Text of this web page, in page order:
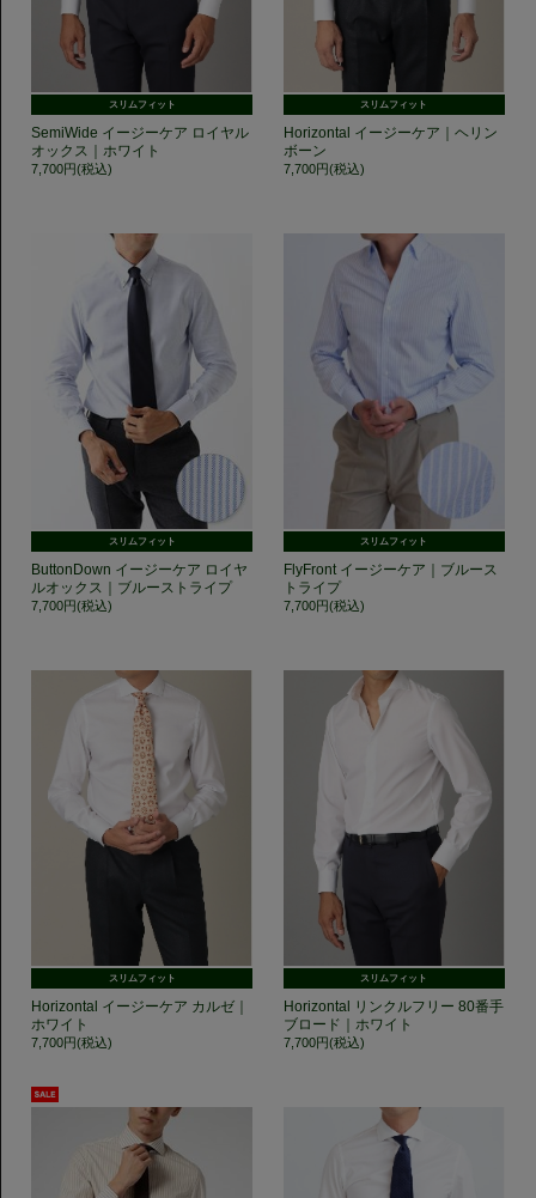
スリムフィット
SemiWide イージーケア ロイヤル
オックス｜ホワイト
7,700円(税込)
スリムフィット
Horizontal イージーケア｜ヘリン
ボーン
7,700円(税込)
スリムフィット
ButtonDown イージーケア ロイヤ
ルオックス｜ブルーストライプ
7,700円(税込)
スリムフィット
FlyFront イージーケア｜ブルース
トライプ
7,700円(税込)
スリムフィット
Horizontal イージーケア カルゼ｜
ホワイト
7,700円(税込)
スリムフィット
Horizontal リンクルフリー 80番手
ブロード｜ホワイト
7,700円(税込)